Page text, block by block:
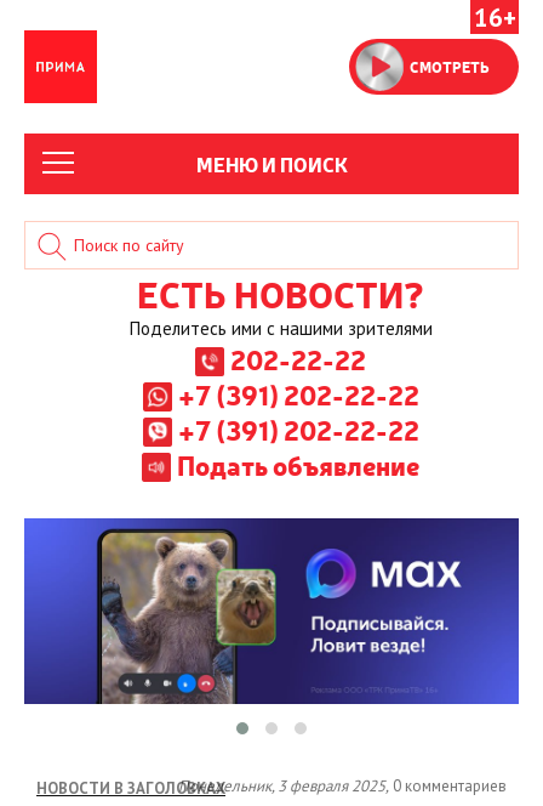
16+
СМОТРЕТЬ
МЕНЮ И ПОИСК
ЕСТЬ НОВОСТИ?
Поделитесь ими с нашими зрителями
202-22-22
+7 (391) 202-22-22
+7 (391) 202-22-22
Подать объявление
НОВОСТИ В ЗАГОЛОВКАХПонедельник, 3 февраля 2025, 0 комментариев